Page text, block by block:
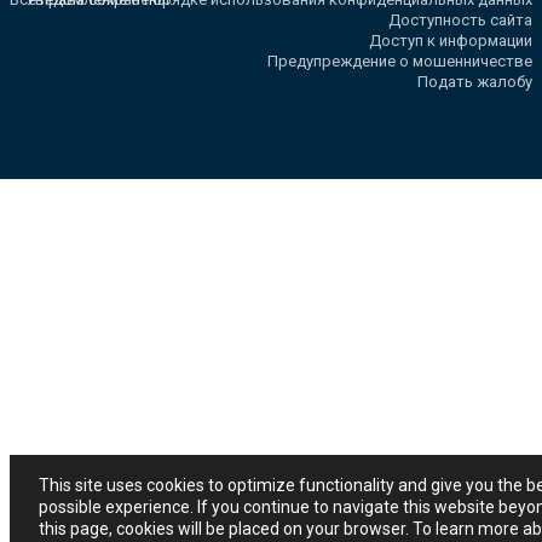
Доступность сайта
Доступ к информации
Предупреждение о мошенничестве
Подать жалобу
This site uses cookies to optimize functionality and give you the
possible experience. If you continue to navigate this website
this page, cookies will be placed on your browser. To learn more